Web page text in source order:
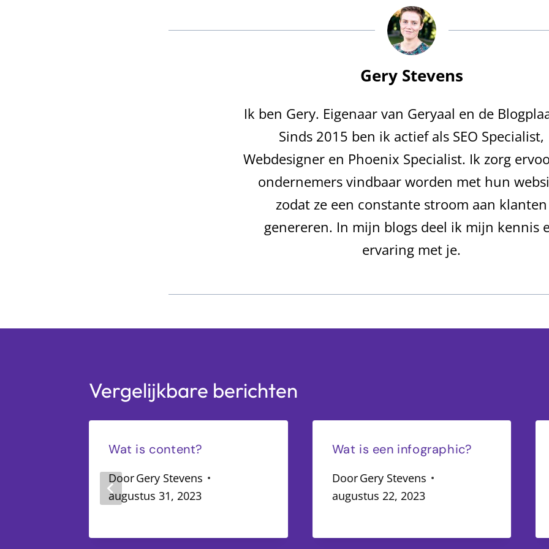
Gery Stevens
Ik ben Gery. Eigenaar van Geryaal en de
Sinds 2015 ben ik actief als SEO Specialist,
Webdesigner en Phoenix Specialist. Ik zorg
ondernemers vindbaar worden met hun
zodat ze een constante stroom aan klanten
genereren. In mijn blogs deel ik mijn kennis
ervaring met je.
Vergelijkbare berichten
Wat is content?
DoorGery Stevens
augustus 31, 2023
Wat is een infographic?
DoorGery Stevens
augustus 22, 2023